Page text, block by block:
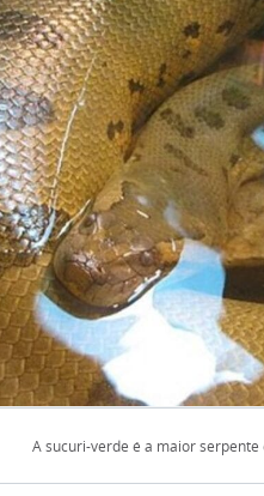
A sucuri-verde é a maior